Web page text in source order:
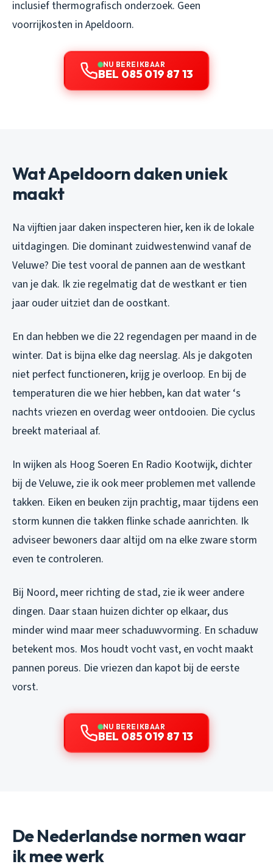
inclusief thermografisch onderzoek. Geen
voorrijkosten in Apeldoorn.
NU BEREIKBAAR
BEL 085 019 87 13
Wat Apeldoorn daken uniek
maakt
Na vijftien jaar daken inspecteren hier, ken ik de lokale
uitdagingen. Die dominant zuidwestenwind vanaf de
Veluwe? Die test vooral de pannen aan de westkant
van je dak. Ik zie regelmatig dat de westkant er tien
jaar ouder uitziet dan de oostkant.
En dan hebben we die 22 regendagen per maand in de
winter. Dat is bijna elke dag neerslag. Als je dakgoten
niet perfect functioneren, krijg je overloop. En bij de
temperaturen die we hier hebben, kan dat water ‘s
nachts vriezen en overdag weer ontdooien. Die cyclus
breekt materiaal af.
In wijken als Hoog Soeren En Radio Kootwijk, dichter
bij de Veluwe, zie ik ook meer problemen met vallende
takken. Eiken en beuken zijn prachtig, maar tijdens een
storm kunnen die takken flinke schade aanrichten. Ik
adviseer bewoners daar altijd om na elke zware storm
even te controleren.
Bij Noord, meer richting de stad, zie ik weer andere
dingen. Daar staan huizen dichter op elkaar, dus
minder wind maar meer schaduwvorming. En schaduw
betekent mos. Mos houdt vocht vast, en vocht maakt
pannen poreus. Die vriezen dan kapot bij de eerste
vorst.
NU BEREIKBAAR
BEL 085 019 87 13
De Nederlandse normen waar
ik mee werk